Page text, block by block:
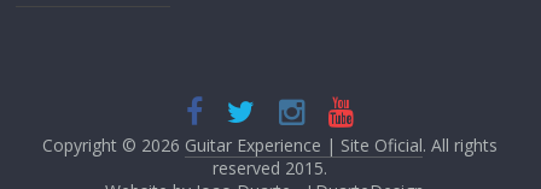
Copyright © 2026 Guitar Experience | Site Oficial. All rights
reserved 2015.